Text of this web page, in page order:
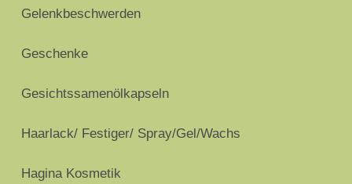
Gelenkbeschwerden
Geschenke
Gesichtssamenölkapseln
Haarlack/ Festiger/ Spray/Gel/Wachs
Hagina Kosmetik